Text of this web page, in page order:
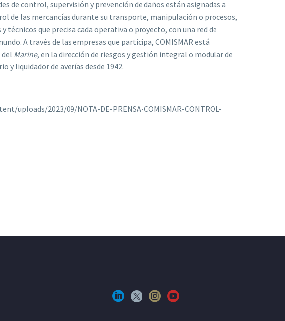
de control, supervisión y prevención de daños están asignadas a
de las mercancías durante su transporte, manipulación o procesos,
técnicos que precisa cada operativa o proyecto, con una red de
A través de las empresas que participa, COMISMAR está
del Marine, en la dirección de riesgos y gestión integral o modular de
y liquidador de averías desde 1942.
uploads/2023/09/NOTA-DE-PRENSA-COMISMAR-CONTROL-